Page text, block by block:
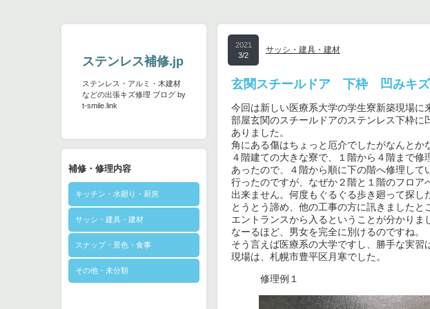
ステンレス補修.jp
ステンレス・アルミ・木建材
などの出張キズ修理 ブログ by
t-smile.link
補修・修理内容
キッチン・水廻り・厨房
サッシ・建具・建材
スナップ・景色・食事
その他・未分類
2021
3/2
サッシ・建具・建材
玄関スチールドア 下枠 凹みキ
今回は新しい医療系大学の学生寮新築現場に
部屋玄関のスチールドアのステンレス下枠に
ありました。
角にある傷はちょっと厄介でしたがなんとか
４階建ての大きな寮で、１階から４階まで修
あったので、４階から順に下の階へ修理して
行ったのですが、なぜか２階と１階のフロア
出来ません。何度もぐるぐる歩き廻って探し
とうとう諦め、他の工事の方に訊きましたと
エントランスから入るということが分かりま
なーるほど、男女を完全に別けるのですね。
そう言えば医療系の大学ですし、勝手な実習
現場は、札幌市豊平区月寒でした。
修理例１